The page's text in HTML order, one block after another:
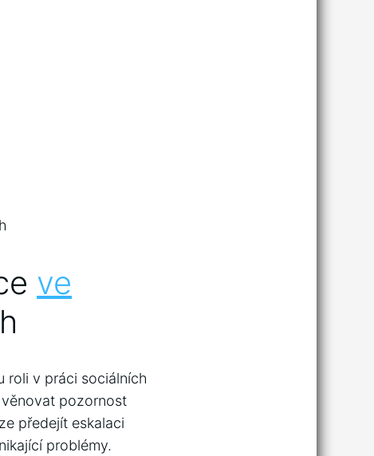
ve
roli v práci sociálních
pozornost
předejít eskalaci
problémy.